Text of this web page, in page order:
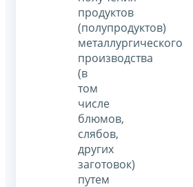
продуктов
(полупродуктов)
металлургического
производства
(в
том
числе
блюмов,
слябов,
других
заготовок)
путем